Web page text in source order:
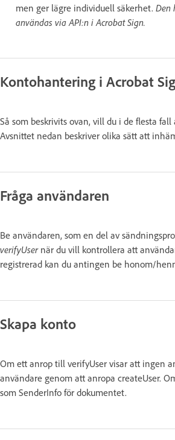
men ger lägre individuell säkerhet. Den
användas via API:n i Acrobat Sign.
Kontohantering i Acrobat
Så som beskrivits ovan, vill du i de flesta
Avsnittet nedan beskriver olika sätt att
Fråga användaren
Be användaren, som en del av
verifyUsernär du vill kontrollera att
registrerad kan du antingen be honom/
Skapa konto
Om ett anrop till verifyUser visar att ingen
användare genom att anropa createUser.
som SenderInfo för dokumentet.